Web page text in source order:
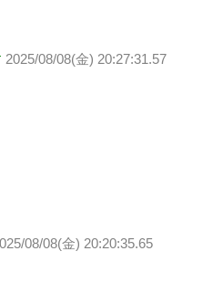
2025/08/08(金) 20:27:31.57
08/08(金) 20:20:35.65